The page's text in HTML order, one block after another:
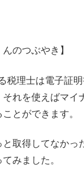
のつぶやき】
税理士は電子証
れを使えばマイ
とができます。
取得してなかっ
みました。